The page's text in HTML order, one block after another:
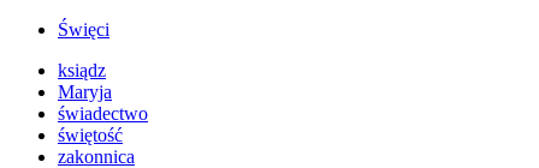
Święci
ksiądz
Maryja
świadectwo
świętość
zakonnica